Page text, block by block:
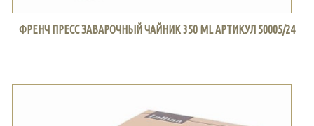
ФРЕНЧ ПРЕСС ЗАВАРОЧНЫЙ ЧАЙНИК 350 ML АРТИКУЛ 50005/24